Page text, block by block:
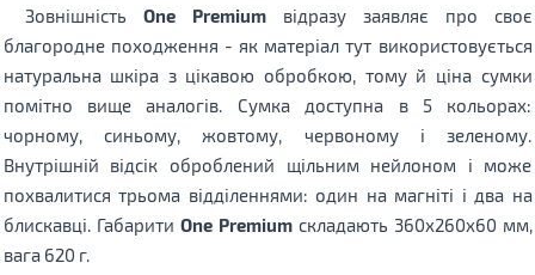
Зовнішність One Premiumвідразу заявляє про своє
благородне походження - як матеріал тут використовується
натуральна шкіра з цікавою обробкою, тому й ціна сумки
помітно вище аналогів. Сумка доступна в 5 кольорах:
чорному, синьому, жовтому, червоному і зеленому.
Внутрішній відсік оброблений щільним нейлоном і може
похвалитися трьома відділеннями: один на магніті і два на
блискавці. Габарити One Premiumскладають 360x260x60 мм,
вага 620 г.